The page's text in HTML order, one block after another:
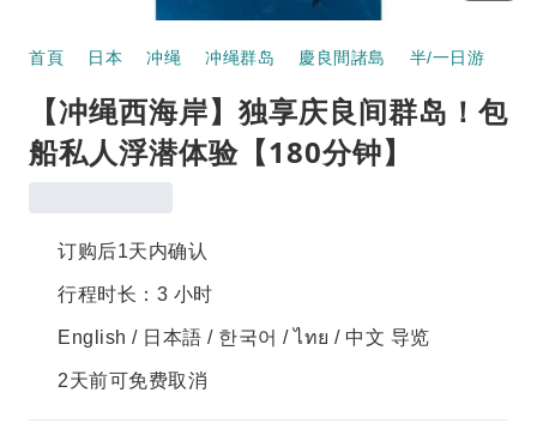
首頁 日本 冲绳 冲绳群岛 慶良間諸島 半/一日游
【冲绳西海岸】独享庆良间群岛！包
船私人浮潜体验【180分钟】
订购后1天内确认
行程时长：3 小时
English / 日本語 / 한국어 / ไทย / 中文 导览
2天前可免费取消